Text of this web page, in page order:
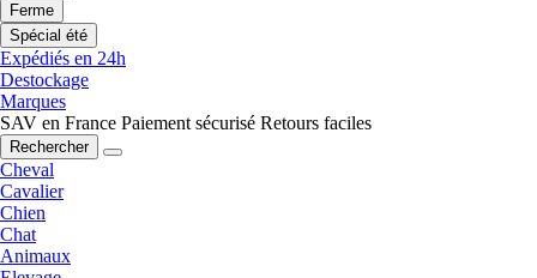
Ferme
Spécial été
Expédiés en 24h
Destockage
Marques
SAV en France Paiement sécurisé Retours faciles
Rechercher
Cheval
Cavalier
Chien
Chat
Animaux